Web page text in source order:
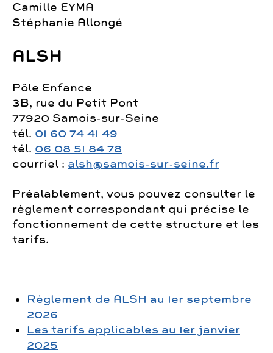
Camille EYMA
Stéphanie Allongé
ALSH
Pôle Enfance
3B, rue du Petit Pont
77920 Samois-sur-Seine
tél. 01 60 74 41 49
tél. 06 08 51 84 78
courriel : alsh@samois-sur-seine.fr
Préalablement, vous pouvez consulter le
règlement correspondant qui précise le
fonctionnement de cette structure et les
tarifs.
Règlement de ALSH au 1er septembre
2026
Les tarifs applicables au 1er janvier
2025